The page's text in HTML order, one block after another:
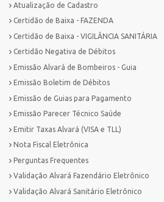
Atualização de Cadastro
Certidão de Baixa - FAZENDA
Certidão de Baixa - VIGILÂNCIA SANITÁRIA
Certidão Negativa de Débitos
Emissão Alvará de Bombeiros - Guia
Emissão Boletim de Débitos
Emissão de Guias para Pagamento
Emissão Parecer Técnico Saúde
Emitir Taxas Alvará (VISA e TLL)
Nota Fiscal Eletrônica
Perguntas Frequentes
Validação Alvará Fazendário Eletrônico
Validação Alvará Sanitário Eletrônico